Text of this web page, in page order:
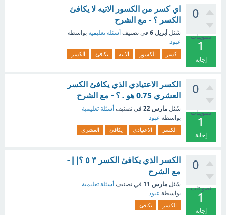
0
تصويتات
1
إجابة
اي كسر من الكسور الاتيه لا يكافئ
الكسر ؟ - مع الشرح
سُئل أبريل 6 في تصنيف أسئلة تعليمية بواسطة
عبود
كسر الكسور الاتيه يكافئ الكسر
0
تصويتات
1
إجابة
الكسر الاعتيادي الذي يكافئ الكسر
العشري 0.75 هو . ؟ - مع الشرح
سُئل مارس 22 في تصنيف أسئلة تعليمية
بواسطة عبود
الكسر الاعتيادي يكافئ العشري
0
تصويتات
1
إجابة
الكسر الذي يكافئ الكسر ٣ ٥ ؟| | -
مع الشرح
سُئل مارس 11 في تصنيف أسئلة تعليمية
بواسطة عبود
الكسر يكافئ